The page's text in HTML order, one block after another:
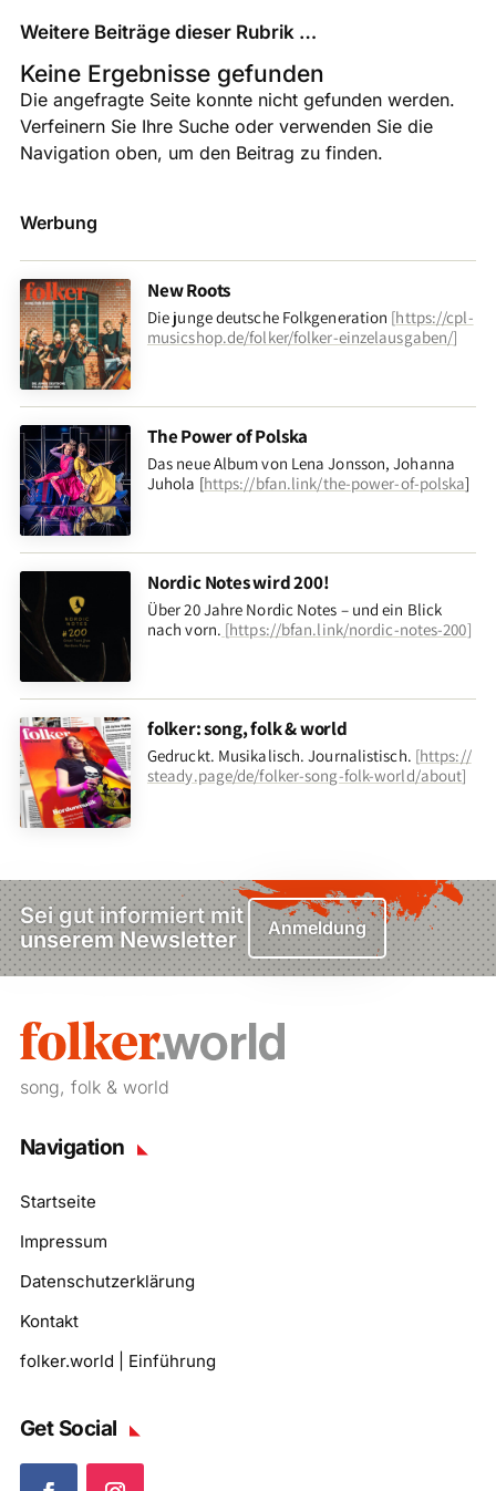
Weitere Beiträge dieser Rubrik …
Keine Ergebnisse gefunden
Die angefragte Seite konnte nicht gefunden werden.
Verfeinern Sie Ihre Suche oder verwenden Sie die
Navigation oben, um den Beitrag zu finden.
Werbung
New Roots
Die junge deutsche Folkgeneration [https://cpl-
musicshop.de/folker/folker-einzelausgaben/]
The Power of Polska
Das neue Album von Lena Jonsson, Johanna
Juhola [https://bfan.link/the-power-of-polska]
Nordic Notes wird 200!
Über 20 Jahre Nordic Notes – und ein Blick
nach vorn. [https://bfan.link/nordic-notes-200]
folker: song, folk & world
Gedruckt. Musikalisch. Journalistisch. [https://
steady.page/de/folker-song-folk-world/about]
Sei gut informiert mit
unserem Newsletter
Anmeldung
song, folk & world
Navigation
Startseite
Impressum
Datenschutzerklärung
Kontakt
folker.world | Einführung
Get Social